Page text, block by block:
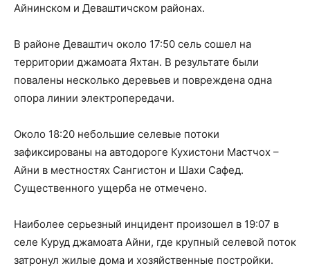
Айнинском и Деваштичском районах.
В районе Деваштич около 17:50 сель сошел на
территории джамоата Яхтан. В результате были
повалены несколько деревьев и повреждена одна
опора линии электропередачи.
Около 18:20 небольшие селевые потоки
зафиксированы на автодороге Кухистони Мастчох –
Айни в местностях Сангистон и Шахи Сафед.
Существенного ущерба не отмечено.
Наиболее серьезный инцидент произошел в 19:07 в
селе Куруд джамоата Айни, где крупный селевой поток
затронул жилые дома и хозяйственные постройки.